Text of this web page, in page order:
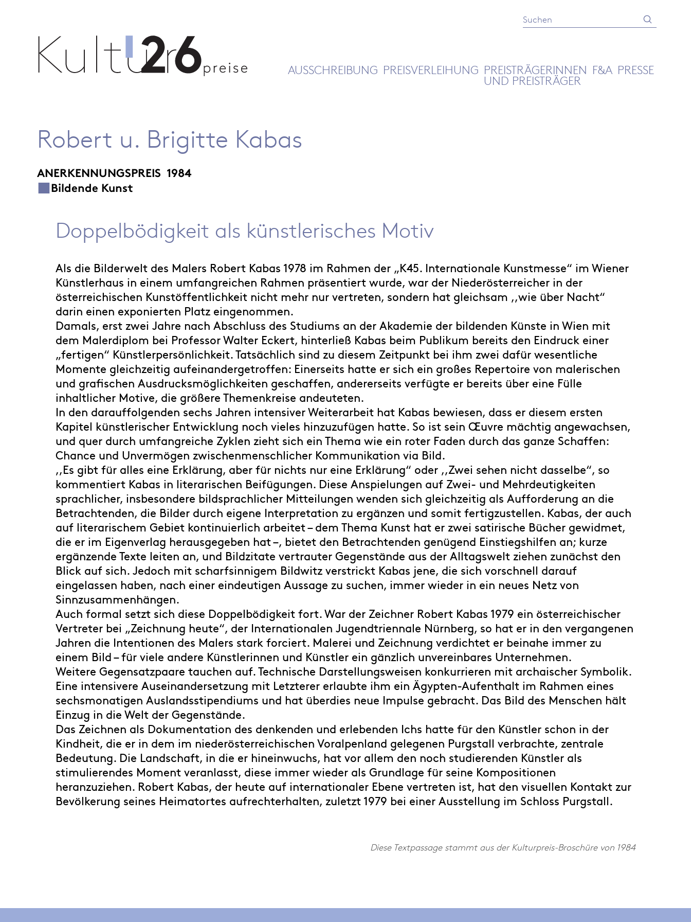
Suche
Absenden
AUSSCHREIBUNG PREISVERLEIHUNG PREISTRÄGERINNEN
UND PREISTRÄGER
F&A PRESSE
Robert u. Brigitte Kabas
ANERKENNUNGSPREIS 1984
Bildende Kunst
Doppelbödigkeit als künstlerisches Motiv
Als die Bilderwelt des Malers Robert Kabas 1978 im Rahmen der „K45. Internationale Kunstmesse“ im Wiener
Künstlerhaus in einem umfangreichen Rahmen präsentiert wurde, war der Niederösterreicher in der
österreichischen Kunstöffentlichkeit nicht mehr nur vertreten, sondern hat gleichsam ,,wie über Nacht“
darin einen exponierten Platz eingenommen.
Damals, erst zwei Jahre nach Abschluss des Studiums an der Akademie der bildenden Künste in Wien mit
dem Malerdiplom bei Professor Walter Eckert, hinterließ Kabas beim Publikum bereits den Eindruck einer
„fertigen“ Künstlerpersönlichkeit. Tatsächlich sind zu diesem Zeitpunkt bei ihm zwei dafür wesentliche
Momente gleichzeitig aufeinandergetroffen: Einerseits hatte er sich ein großes Repertoire von malerischen
und grafischen Ausdrucksmöglichkeiten geschaffen, andererseits verfügte er bereits über eine Fülle
inhaltlicher Motive, die größere Themenkreise andeuteten.
In den darauffolgenden sechs Jahren intensiver Weiterarbeit hat Kabas bewiesen, dass er diesem ersten
Kapitel künstlerischer Entwicklung noch vieles hinzuzufügen hatte. So ist sein Œuvre mächtig angewachsen,
und quer durch umfangreiche Zyklen zieht sich ein Thema wie ein roter Faden durch das ganze Schaffen:
Chance und Unvermögen zwischenmenschlicher Kommunikation via Bild.
,,Es gibt für alles eine Erklärung, aber für nichts nur eine Erklärung“ oder ,,Zwei sehen nicht dasselbe“, so
kommentiert Kabas in literarischen Beifügungen. Diese Anspielungen auf Zwei- und Mehrdeutigkeiten
sprachlicher, insbesondere bildsprachlicher Mitteilungen wenden sich gleichzeitig als Aufforderung an die
Betrachtenden, die Bilder durch eigene Interpretation zu ergänzen und somit fertigzustellen. Kabas, der auch
auf literarischem Gebiet kontinuierlich arbeitet – dem Thema Kunst hat er zwei satirische Bücher gewidmet,
die er im Eigenverlag herausgegeben hat –, bietet den Betrachtenden genügend Einstiegshilfen an; kurze
ergänzende Texte leiten an, und Bildzitate vertrauter Gegenstände aus der Alltagswelt ziehen zunächst den
Blick auf sich. Jedoch mit scharfsinnigem Bildwitz verstrickt Kabas jene, die sich vorschnell darauf
eingelassen haben, nach einer eindeutigen Aussage zu suchen, immer wieder in ein neues Netz von
Sinnzusammenhängen.
Auch formal setzt sich diese Doppelbödigkeit fort. War der Zeichner Robert Kabas 1979 ein österreichischer
Vertreter bei „Zeichnung heute“, der Internationalen Jugendtriennale Nürnberg, so hat er in den vergangenen
Jahren die Intentionen des Malers stark forciert. Malerei und Zeichnung verdichtet er beinahe immer zu
einem Bild – für viele andere Künstlerinnen und Künstler ein gänzlich unvereinbares Unternehmen.
Weitere Gegensatzpaare tauchen auf. Technische Darstellungsweisen konkurrieren mit archaischer Symbolik.
Eine intensivere Auseinandersetzung mit Letzterer erlaubte ihm ein Ägypten-Aufenthalt im Rahmen eines
sechsmonatigen Auslandsstipendiums und hat überdies neue Impulse gebracht. Das Bild des Menschen hält
Einzug in die Welt der Gegenstände.
Das Zeichnen als Dokumentation des denkenden und erlebenden Ichs hatte für den Künstler schon in der
Kindheit, die er in dem im niederösterreichischen Voralpenland gelegenen Purgstall verbrachte, zentrale
Bedeutung. Die Landschaft, in die er hineinwuchs, hat vor allem den noch studierenden Künstler als
stimulierendes Moment veranlasst, diese immer wieder als Grundlage für seine Kompositionen
heranzuziehen. Robert Kabas, der heute auf internationaler Ebene vertreten ist, hat den visuellen Kontakt zur
Bevölkerung seines Heimatortes aufrechterhalten, zuletzt 1979 bei einer Ausstellung im Schloss Purgstall.
Diese Textpassage stammt aus der Kulturpreis-Broschüre von 1984